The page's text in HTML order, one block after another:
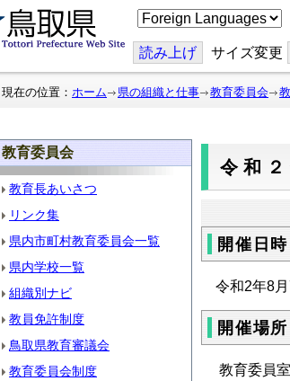
こ
の
ジ
を
翻
読み上げ サイズ変更
現在の位置： ホーム 県の組織と仕事 教育委員会
教育委員会
教育長あいさつ
リンク集
県内市町村教育委員会一覧
県内学校一覧
組織別ナビ
教員免許制度
鳥取県教育審議会
教育委員会制度
令和
開催日時
令和2年8
開催場所
教育委員